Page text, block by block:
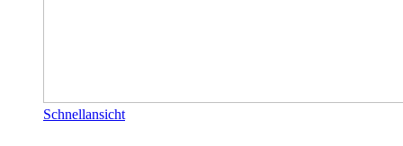
Schnellansicht